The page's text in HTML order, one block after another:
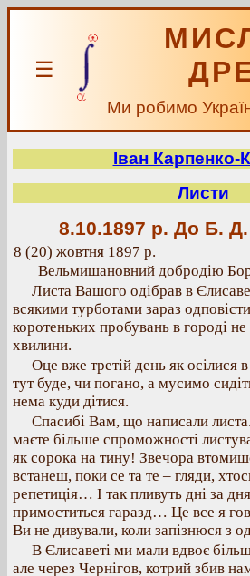
☰
Ми робимо
Іван Карпенко-
Листи
8.10.1897 р. До Б. Д.
8 (20) жовтня 1897 р.
Вельмишановний добродію
Листа Вашого одібрав в
всякими турботами зараз
коротеньких пробувань в городі
хвилини.
Оце вже третій день як осілися
тут буде, чи погано, а мусимо
нема куди дітися.
Спасибі Вам, що написали
маєте більше спроможності
як сорока на тину! Звечора
встанеш, поки се та те – гляди,
репетиція… І так пливуть дні за
примоститься гаразд… Це все я
Ви не дивували, коли запізнюся з
В Єлисаветі ми мали вдвоє
але через Чернігов, котрий збив